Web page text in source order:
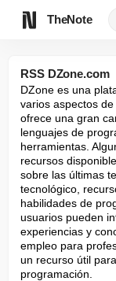
TheNote
RSS DZone.com
DZone es una
varios aspectos
ofrece una gran
lenguajes de
herramientas.
recursos
sobre las últimas
tecnológico,
habilidades de
usuarios pueden
experiencias y
empleo para
un recurso útil
programación.